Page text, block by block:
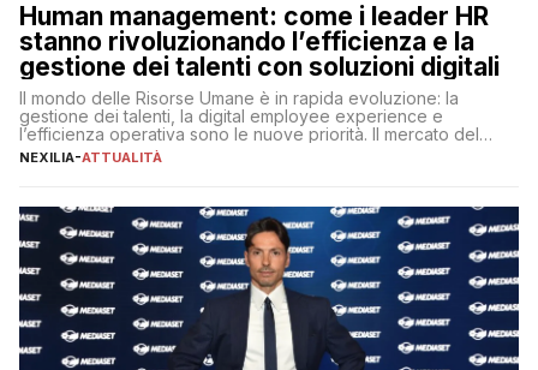
Human management: come i leader HR
stanno rivoluzionando l’efficienza e la
gestione dei talenti con soluzioni digitali
Il mondo delle Risorse Umane è in rapida evoluzione: la
gestione dei talenti, la digital employee experience e
l’efficienza operativa sono le nuove priorità. Il mercato del
lavoro, d’altra parte, è sempre più competitivo con una lotta
NEXILIA-ATTUALITÀ